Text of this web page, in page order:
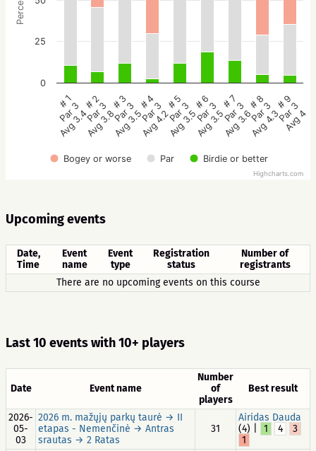
Bogey or worse Par Birdie or better
# 1
Par 3
Avg 3.4
# 2
Par 3
Avg 3.8
# 3
Par 3
Avg 3.5
# 4
Par 3
Avg 4.2
# 5
Par 3
Avg 3.5
# 6
Par 3
Avg 3.5
# 7
Par 3
Avg 3.6
# 8
Par 3
Avg 4.3
# 9
Par 3
Avg 4
0
25
Highcharts.com
Upcoming events
Date,
Time
Event
name
Event
type
Registration
status
Number of
registrants
There are no upcoming events on this course
Last 10 events with 10+ players
Date Event name
Number
of
players
Best result
2026-
05-
03
2026 m. mažųjų parkų taurė → II
etapas - Nemenčinė → Antras
srautas → 2 Ratas
31
Airidas Dauda
(4) |
1 4
3
1